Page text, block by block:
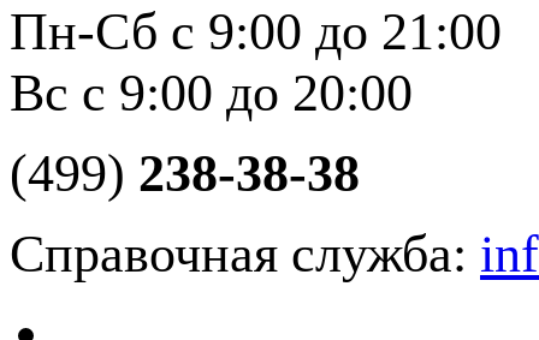
Пн-Сб с 9:00 до 21:00
Вс с 9:00 до 20:00
(499) 238-38-38
Справочная служба: